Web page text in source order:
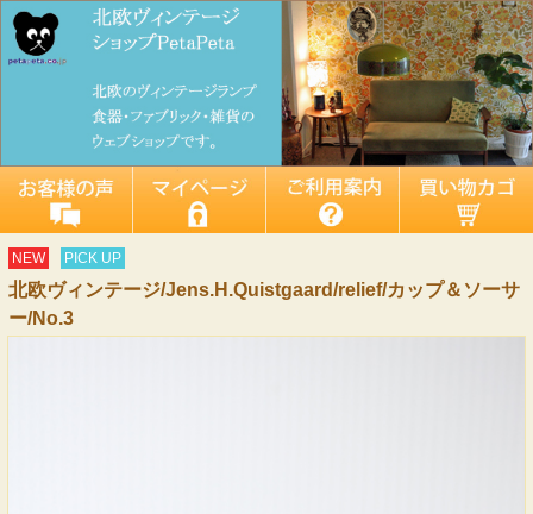
NEW PICK UP
北欧ヴィンテージ/Jens.H.Quistgaard/relief/カップ＆ソーサ
ー/No.3